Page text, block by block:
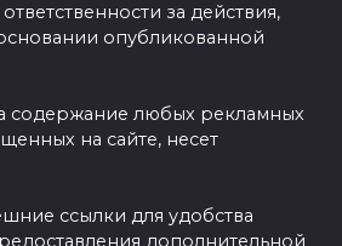
за действия,
опубликованной
содержание любых рекламных
на сайте, несет
ссылки для удобства
дополнительной